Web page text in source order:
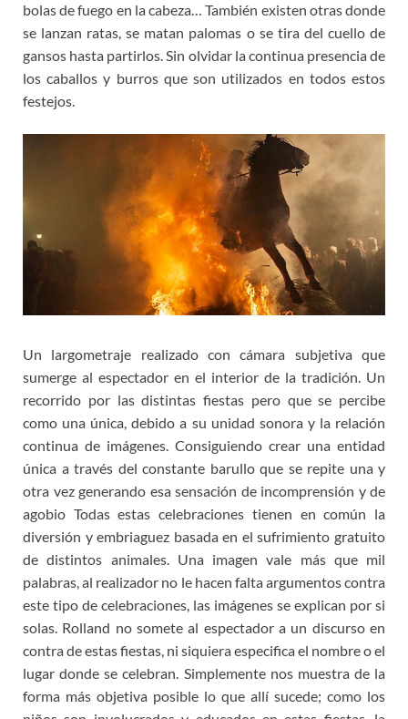
bolas de fuego en la cabeza… También existen otras donde
se lanzan ratas, se matan palomas o se tira del cuello de
gansos hasta partirlos. Sin olvidar la continua presencia de
los caballos y burros que son utilizados en todos estos
festejos.
Un largometraje realizado con cámara subjetiva que
sumerge al espectador en el interior de la tradición. Un
recorrido por las distintas fiestas pero que se percibe
como una única, debido a su unidad sonora y la relación
continua de imágenes. Consiguiendo crear una entidad
única a través del constante barullo que se repite una y
otra vez generando esa sensación de incomprensión y de
agobio Todas estas celebraciones tienen en común la
diversión y embriaguez basada en el sufrimiento gratuito
de distintos animales. Una imagen vale más que mil
palabras, al realizador no le hacen falta argumentos contra
este tipo de celebraciones, las imágenes se explican por si
solas. Rolland no somete al espectador a un discurso en
contra de estas fiestas, ni siquiera especifica el nombre o el
lugar donde se celebran. Simplemente nos muestra de la
forma más objetiva posible lo que allí sucede; como los